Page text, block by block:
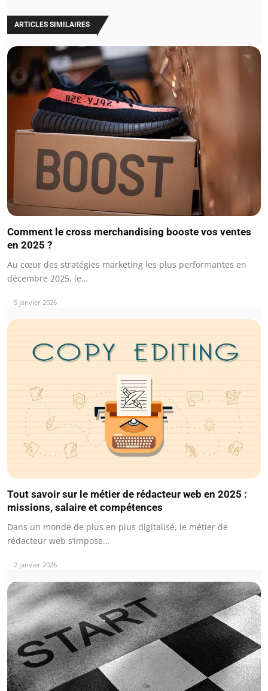
ARTICLES SIMILAIRES
Comment le cross merchandising booste vos ventes
en 2025 ?
Au cœur des stratégies marketing les plus performantes en
décembre 2025, le…
5 janvier 2026
Tout savoir sur le métier de rédacteur web en 2025 :
missions, salaire et compétences
Dans un monde de plus en plus digitalisé, le métier de
rédacteur web s’impose…
2 janvier 2026